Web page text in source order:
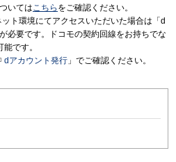
いてはこちら をご確認ください。
ト環境にてアクセスいただいた場合は「d
必要です。ドコモの契約回線をお持ちでな
です。
dアカウント発行 」でご確認ください。